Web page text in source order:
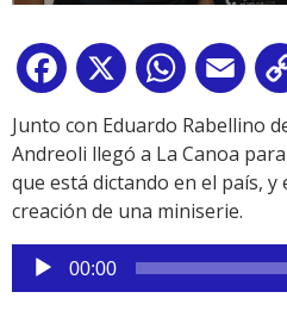
Facebook
X WhatsApp
Junto con Eduardo Rabellino
Andreoli llegó a La Canoa
que está dictando en el país,
creación de una miniserie.
Reproductor
de
00:00